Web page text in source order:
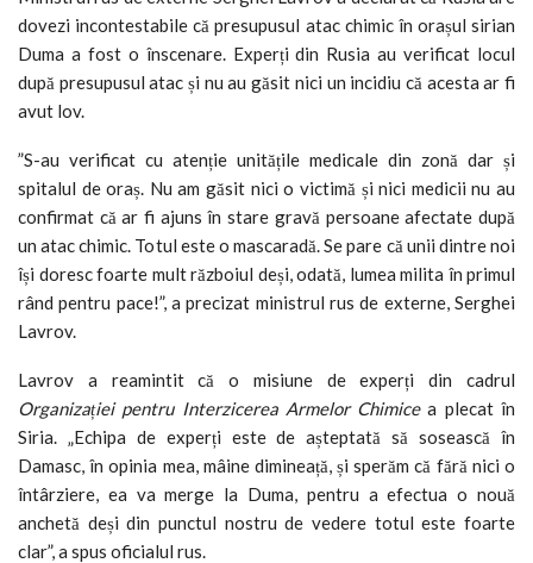
dovezi incontestabile că presupusul atac chimic în orașul sirian
Duma a fost o înscenare. Experți din Rusia au verificat locul
după presupusul atac și nu au găsit nici un incidiu că acesta ar fi
avut lov.
”S-au verificat cu atenție unitățile medicale din zonă dar și
spitalul de oraș. Nu am găsit nici o victimă și nici medicii nu au
confirmat că ar fi ajuns în stare gravă persoane afectate după
un atac chimic. Totul este o mascaradă. Se pare că unii dintre noi
își doresc foarte mult războiul deși, odată, lumea milita în primul
rând pentru pace!”, a precizat ministrul rus de externe, Serghei
Lavrov.
Lavrov a reamintit că o misiune de experți din cadrul
Organizației pentru Interzicerea Armelor Chimicea plecat în
Siria. „Echipa de experți este de așteptată să sosească în
Damasc, în opinia mea, mâine dimineață, și sperăm că fără nici o
întârziere, ea va merge la Duma, pentru a efectua o nouă
anchetă deși din punctul nostru de vedere totul este foarte
clar”, a spus oficialul rus.